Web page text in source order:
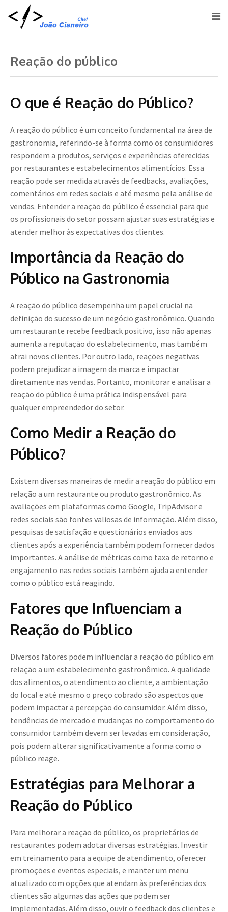
Reação do público
O que é Reação do Público?
A reação do público é um conceito fundamental na área de
gastronomia, referindo-se à forma como os consumidores
respondem a produtos, serviços e experiências oferecidas
por restaurantes e estabelecimentos alimentícios. Essa
reação pode ser medida através de feedbacks, avaliações,
comentários em redes sociais e até mesmo pela análise de
vendas. Entender a reação do público é essencial para que
os profissionais do setor possam ajustar suas estratégias e
atender melhor às expectativas dos clientes.
Importância da Reação do
Público na Gastronomia
A reação do público desempenha um papel crucial na
definição do sucesso de um negócio gastronômico. Quando
um restaurante recebe feedback positivo, isso não apenas
aumenta a reputação do estabelecimento, mas também
atrai novos clientes. Por outro lado, reações negativas
podem prejudicar a imagem da marca e impactar
diretamente nas vendas. Portanto, monitorar e analisar a
reação do público é uma prática indispensável para
qualquer empreendedor do setor.
Como Medir a Reação do
Público?
Existem diversas maneiras de medir a reação do público em
relação a um restaurante ou produto gastronômico. As
avaliações em plataformas como Google, TripAdvisor e
redes sociais são fontes valiosas de informação. Além disso,
pesquisas de satisfação e questionários enviados aos
clientes após a experiência também podem fornecer dados
importantes. A análise de métricas como taxa de retorno e
engajamento nas redes sociais também ajuda a entender
como o público está reagindo.
Fatores que Influenciam a
Reação do Público
Diversos fatores podem influenciar a reação do público em
relação a um estabelecimento gastronômico. A qualidade
dos alimentos, o atendimento ao cliente, a ambientação
do local e até mesmo o preço cobrado são aspectos que
podem impactar a percepção do consumidor. Além disso,
tendências de mercado e mudanças no comportamento do
consumidor também devem ser levadas em consideração,
pois podem alterar significativamente a forma como o
público reage.
Estratégias para Melhorar a
Reação do Público
Para melhorar a reação do público, os proprietários de
restaurantes podem adotar diversas estratégias. Investir
em treinamento para a equipe de atendimento, oferecer
promoções e eventos especiais, e manter um menu
atualizado com opções que atendam às preferências dos
clientes são algumas das ações que podem ser
implementadas. Além disso, ouvir o feedback dos clientes e